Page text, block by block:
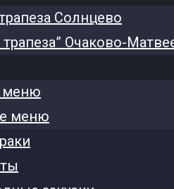
Солнцево
трапеза” Очаково-
меню
меню